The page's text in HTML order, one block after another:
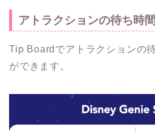
アトラクションの待ち時
Tip Boardでアトラクションの
ができます。